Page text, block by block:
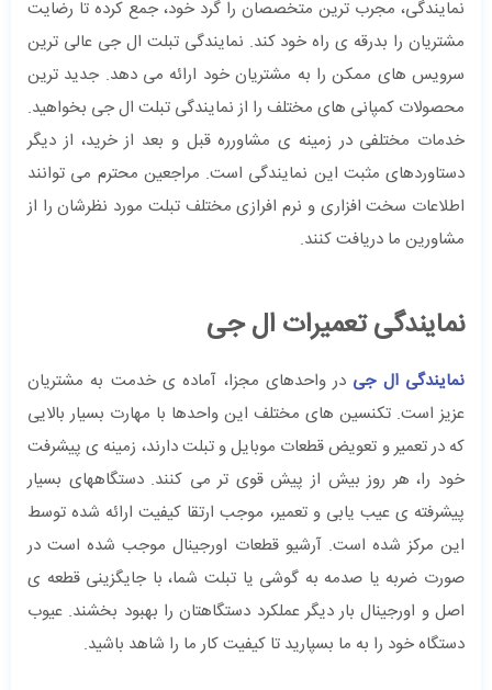
نمایندگی، مجرب ترین متخصصان را گرد خود، جمع کرده تا رضایت
مشتریان را بدرقه ی راه خود کند. نمایندگی تبلت ال جی عالی ترین
سرویس های ممکن را به مشتریان خود ارائه می دهد. جدید ترین
محصولات کمپانی های مختلف را از نمایندگی تبلت ال جی بخواهید.
خدمات مختلفی در زمینه ی مشاورره قبل و بعد از خرید، از دیگر
دستاوردهای مثبت این نمایندگی است. مراجعین محترم می توانند
اطلاعات سخت افزاری و نرم افرازی مختلف تبلت مورد نظرشان را از
مشاورین ما دریافت کنند.
نمایندگی تعمیرات ال جی
نمایندگی ال جی در واحدهای مجزا، آماده ی خدمت به مشتریان
عزیز است. تکنسین های مختلف این واحدها با مهارت بسیار بالایی
که در تعمیر و تعویض قطعات موبایل و تبلت دارند، زمینه ی پیشرفت
خود را، هر روز بیش از پیش قوی تر می کنند. دستگاههای بسیار
پیشرفته ی عیب یابی و تعمیر، موجب ارتقا کیفیت ارائه شده توسط
این مرکز شده است. آرشیو قطعات اورجینال موجب شده است در
صورت ضربه یا صدمه به گوشی یا تبلت شما، با جایگزینی قطعه ی
اصل و اورجینال بار دیگر عملکرد دستگاهتان را بهبود بخشند. عیوب
دستگاه خود را به ما بسپارید تا کیفیت کار ما را شاهد باشید.